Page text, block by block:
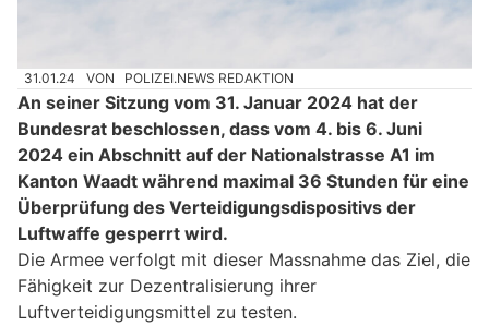
31.01.24 VON POLIZEI.NEWS REDAKTION
An seiner Sitzung vom 31. Januar 2024 hat der
Bundesrat beschlossen, dass vom 4. bis 6. Juni
2024 ein Abschnitt auf der Nationalstrasse A1 im
Kanton Waadt während maximal 36 Stunden für eine
Überprüfung des Verteidigungsdispositivs der
Luftwaffe gesperrt wird.
Die Armee verfolgt mit dieser Massnahme das Ziel, die
Fähigkeit zur Dezentralisierung ihrer
Luftverteidigungsmittel zu testen.